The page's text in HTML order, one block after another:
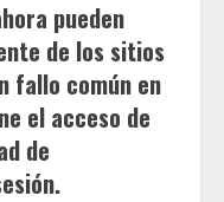
pueden
de los sitios
fallo común en
el acceso de
de